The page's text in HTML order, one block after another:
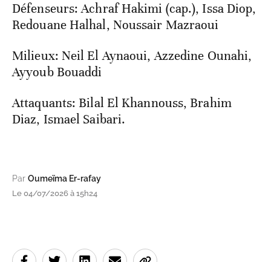
Défenseurs: Achraf Hakimi (cap.), Issa Diop,
Redouane Halhal, Noussair Mazraoui
Milieux: Neil El Aynaoui, Azzedine Ounahi,
Ayyoub Bouaddi
Attaquants: Bilal El Khannouss, Brahim
Diaz, Ismael Saibari.
Par Oumeïma Er-rafay
Le 04/07/2026 à 15h24